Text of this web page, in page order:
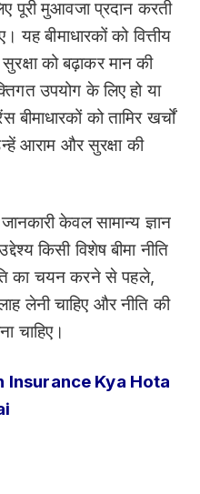
पूरी मुआवजा प्रदान करती
बीमाधारकों को वित्तीय
को बढ़ाकर मान की
उपयोग के लिए हो या
बीमाधारकों को तामिर खर्चों
आराम और सुरक्षा की
केवल सामान्य ज्ञान
किसी विशेष बीमा नीति
का चयन करने से पहले,
लेनी चाहिए और नीति की
चाहिए।
Insurance Kya Hota